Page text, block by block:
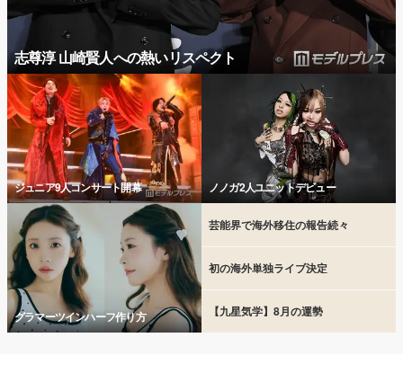
志尊淳 山崎賢人への熱いリスペクト
ジュニア9人コンサート開幕 ノノガ2人ユニットデビュー
グラマーツインハーフ作り方
芸能界で海外移住の報告続々
初の海外単独ライブ決定
【九星気学】8月の運勢